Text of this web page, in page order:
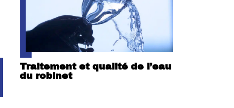
Traitement et qualité de l’eau
du robinet